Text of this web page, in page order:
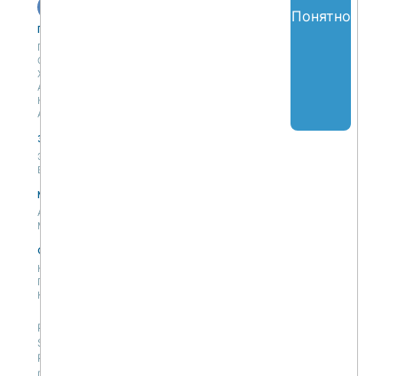
Публикации
Публикации
Обсуждения
Журнал
Антологии
Колонки
Авторы
Экспертная сеть
Экспертная сеть
Вакансии
Мероприятия
Анонсы мероприятий
Материалы мероприятий
О нас
Концепция
Политики
Контакты
Републикация материалов — только со ссылкой на
SAPLAND.RU, с разрешения редакции сайта.
Редакция не несет ответственности за высказывания
пользователей на сайте.
Понятно